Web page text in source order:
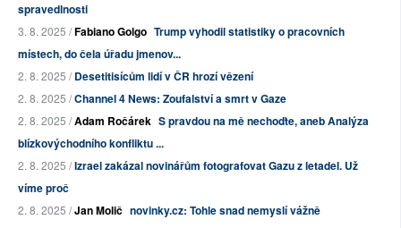
spravedlnosti
3. 8. 2025 /Fabiano Golgo Trump vyhodil statistiky o pracovních
místech, do čela úřadu jmenov...
2. 8. 2025 /Desetitisícům lidí v ČR hrozí vězení
2. 8. 2025 /Channel 4 News: Zoufalství a smrt v Gaze
2. 8. 2025 /Adam Ročárek S pravdou na mě nechoďte, aneb Analýza
blízkovýchodního konfliktu ...
2. 8. 2025 /Izrael zakázal novinářům fotografovat Gazu z letadel. Už
víme proč
2. 8. 2025 /Jan Molič novinky.cz: Tohle snad nemyslí vážně